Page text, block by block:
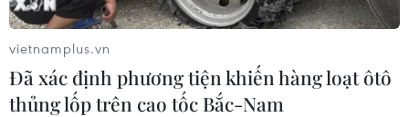
vietnamplus.vn
Đã xác định phương tiện khiến hàng loạt ôtô
thủng lốp trên cao tốc Bắc-Nam